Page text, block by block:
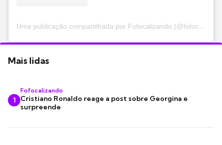
Uma publicação compartilhada por Fofocalizando (@fofocalizando)
Mais lidas
1
Fofocalizando
Cristiano Ronaldo reage a post sobre Georgina e
surpreende